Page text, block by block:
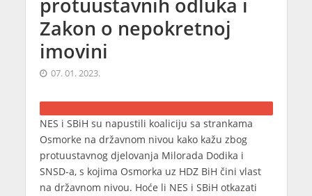
protuustavnih odluka i
Zakon o nepokretnoj
imovini
07. 01. 2023.
NES i SBiH su napustili koaliciju sa strankama
Osmorke na državnom nivou kako kažu zbog
protuustavnog djelovanja Milorada Dodika i
SNSD-a, s kojima Osmorka uz HDZ BiH čini vlast
na državnom nivou. Hoće li NES i SBiH otkazati